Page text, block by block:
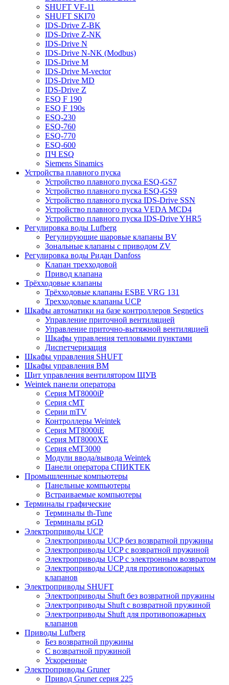
SHUFT VF-11
SHUFT SKI70
IDS-Drive Z-BK
IDS-Drive Z-NK
IDS-Drive N
IDS-Drive N-NK (Modbus)
IDS-Drive M
IDS-Drive M-vector
IDS-Drive MD
IDS-Drive Z
ESQ F 190
ESQ F 190s
ESQ-230
ESQ-760
ESQ-770
ESQ-600
ПЧ ESQ
Siemens Sinamics
Устройства плавного пуска
Устройство плавного пуска ESQ-GS7
Устройство плавного пуска ESQ-GS9
Устройство плавного пуска IDS-Drive SSN
Устройство плавного пуска VEDA MCD4
Устройство плавного пуска IDS-Drive YHR5
Регулировка воды Lufberg
Регулирующие шаровые клапаны BV
Зональные клапаны с приводом ZV
Регулировка воды Ридан Danfoss
Клапан трехходовой
Привод клапана
Трёхходовые клапаны
Трёхходовые клапаны ESBE VRG 131
Трехходовые клапаны UCP
Шкафы автоматики на базе контроллеров Segnetics
Управление приточной вентиляцией
Управление приточно-вытяжной вентиляцией
Шкафы управления тепловыми пунктами
Диспетчеризация
Шкафы управления SHUFT
Шкафы управления BM
Щит управления вентилятором ЩУВ
Weintek панели оператора
Серия MT8000iP
Серия cMT
Серии mTV
Контроллеры Weintek
Серия MT8000iE
Серия MT8000XE
Серия eMT3000
Модули ввода/вывода Weintek
Панели оператора СПИКТЕК
Промышленные компьютеры
Панельные компьютеры
Встраиваемые компьютеры
Терминалы графические
Терминалы th-Tune
Терминалы pGD
Электроприводы UCP
Электроприводы UCP без возвратной пружины
Электроприводы UCP с возвратной пружиной
Электроприводы UCP с электронным возвратом
Электроприводы UCP для противопожарных
клапанов
Электроприводы SHUFT
Электроприводы Shuft без возвратной пружины
Электроприводы Shuft с возвратной пружиной
Электроприводы Shuft для противопожарных
клапанов
Приводы Lufberg
Без возвратной пружины
С возвратной пружиной
Ускоренные
Электроприводы Gruner
Привод Gruner серия 225